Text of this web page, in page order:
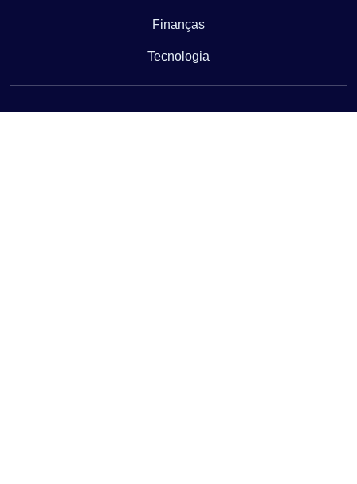
Finanças
Tecnologia